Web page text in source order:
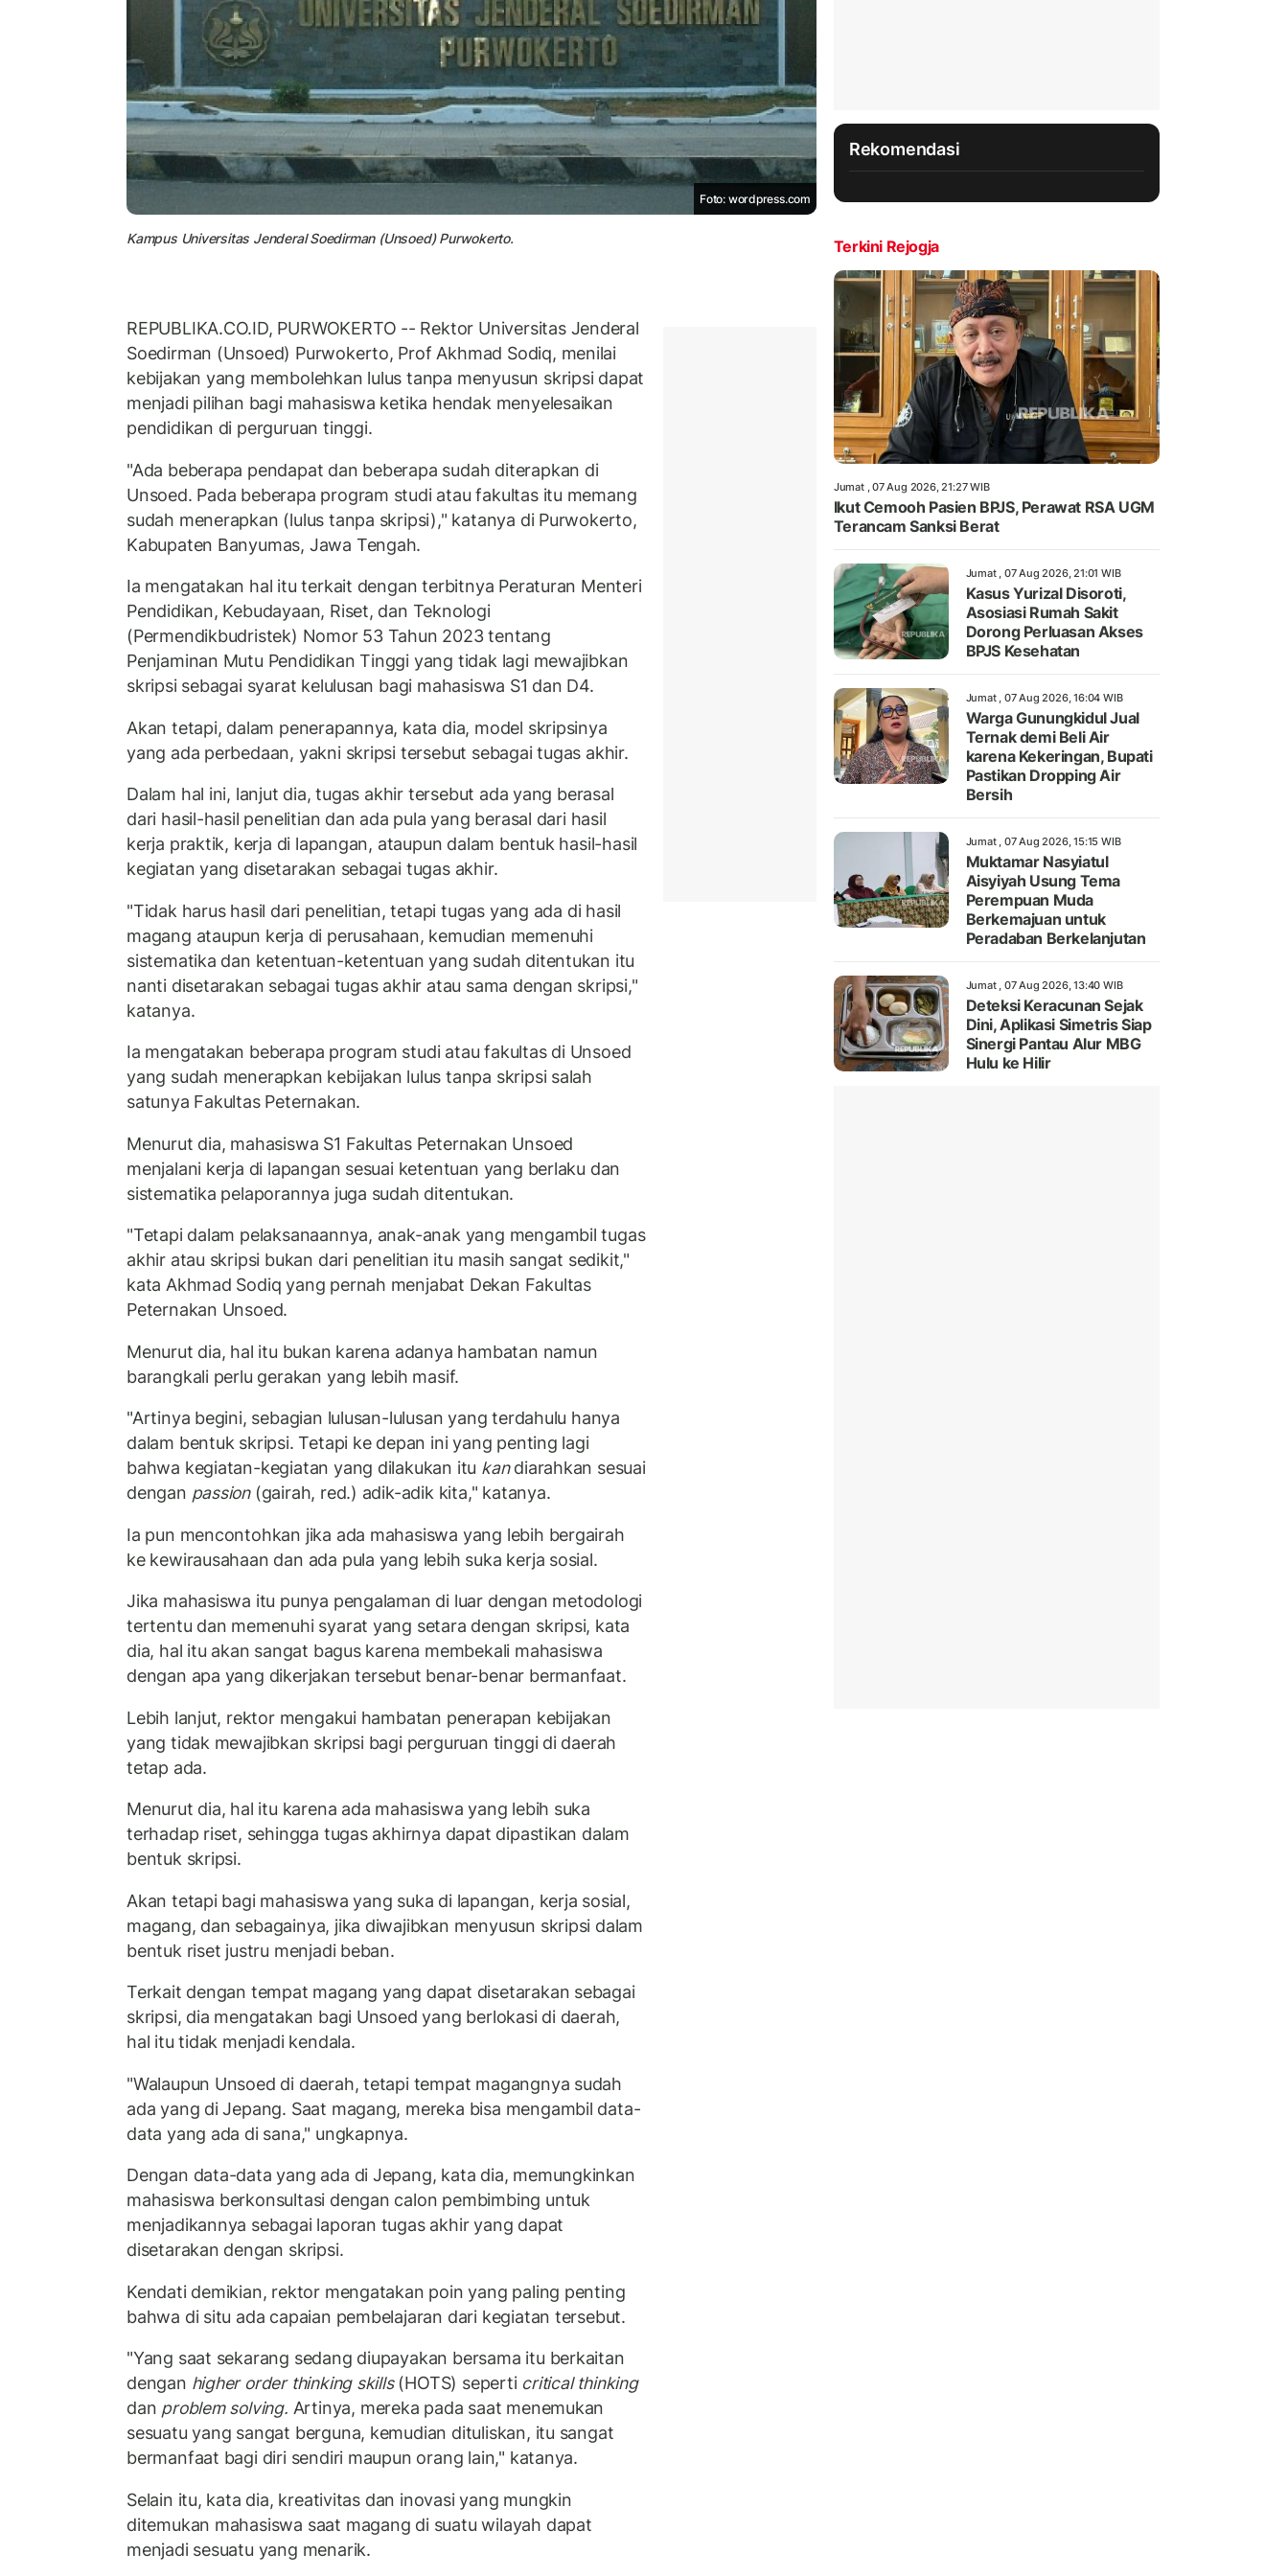
Foto: wordpress.com
Kampus Universitas Jenderal Soedirman (Unsoed) Purwokerto.
REPUBLIKA.CO.ID, PURWOKERTO -- Rektor Universitas Jenderal
Soedirman (Unsoed) Purwokerto, Prof Akhmad Sodiq, menilai
kebijakan yang membolehkan lulus tanpa menyusun skripsi dapat
menjadi pilihan bagi mahasiswa ketika hendak menyelesaikan
pendidikan di perguruan tinggi.
"Ada beberapa pendapat dan beberapa sudah diterapkan di
Unsoed. Pada beberapa program studi atau fakultas itu memang
sudah menerapkan (lulus tanpa skripsi)," katanya di Purwokerto,
Kabupaten Banyumas, Jawa Tengah.
Ia mengatakan hal itu terkait dengan terbitnya Peraturan Menteri
Pendidikan, Kebudayaan, Riset, dan Teknologi
(Permendikbudristek) Nomor 53 Tahun 2023 tentang
Penjaminan Mutu Pendidikan Tinggi yang tidak lagi mewajibkan
skripsi sebagai syarat kelulusan bagi mahasiswa S1 dan D4.
Akan tetapi, dalam penerapannya, kata dia, model skripsinya
yang ada perbedaan, yakni skripsi tersebut sebagai tugas akhir.
Dalam hal ini, lanjut dia, tugas akhir tersebut ada yang berasal
dari hasil-hasil penelitian dan ada pula yang berasal dari hasil
kerja praktik, kerja di lapangan, ataupun dalam bentuk hasil-hasil
kegiatan yang disetarakan sebagai tugas akhir.
"Tidak harus hasil dari penelitian, tetapi tugas yang ada di hasil
magang ataupun kerja di perusahaan, kemudian memenuhi
sistematika dan ketentuan-ketentuan yang sudah ditentukan itu
nanti disetarakan sebagai tugas akhir atau sama dengan skripsi,"
katanya.
Ia mengatakan beberapa program studi atau fakultas di Unsoed
yang sudah menerapkan kebijakan lulus tanpa skripsi salah
satunya Fakultas Peternakan.
Menurut dia, mahasiswa S1 Fakultas Peternakan Unsoed
menjalani kerja di lapangan sesuai ketentuan yang berlaku dan
sistematika pelaporannya juga sudah ditentukan.
"Tetapi dalam pelaksanaannya, anak-anak yang mengambil tugas
akhir atau skripsi bukan dari penelitian itu masih sangat sedikit,"
kata Akhmad Sodiq yang pernah menjabat Dekan Fakultas
Peternakan Unsoed.
Menurut dia, hal itu bukan karena adanya hambatan namun
barangkali perlu gerakan yang lebih masif.
"Artinya begini, sebagian lulusan-lulusan yang terdahulu hanya
dalam bentuk skripsi. Tetapi ke depan ini yang penting lagi
bahwa kegiatan-kegiatan yang dilakukan itu kandiarahkan sesuai
dengan passion(gairah, red.) adik-adik kita," katanya.
Ia pun mencontohkan jika ada mahasiswa yang lebih bergairah
ke kewirausahaan dan ada pula yang lebih suka kerja sosial.
Jika mahasiswa itu punya pengalaman di luar dengan metodologi
tertentu dan memenuhi syarat yang setara dengan skripsi, kata
dia, hal itu akan sangat bagus karena membekali mahasiswa
dengan apa yang dikerjakan tersebut benar-benar bermanfaat.
Lebih lanjut, rektor mengakui hambatan penerapan kebijakan
yang tidak mewajibkan skripsi bagi perguruan tinggi di daerah
tetap ada.
Menurut dia, hal itu karena ada mahasiswa yang lebih suka
terhadap riset, sehingga tugas akhirnya dapat dipastikan dalam
bentuk skripsi.
Akan tetapi bagi mahasiswa yang suka di lapangan, kerja sosial,
magang, dan sebagainya, jika diwajibkan menyusun skripsi dalam
bentuk riset justru menjadi beban.
Terkait dengan tempat magang yang dapat disetarakan sebagai
skripsi, dia mengatakan bagi Unsoed yang berlokasi di daerah,
hal itu tidak menjadi kendala.
"Walaupun Unsoed di daerah, tetapi tempat magangnya sudah
ada yang di Jepang. Saat magang, mereka bisa mengambil data-
data yang ada di sana," ungkapnya.
Dengan data-data yang ada di Jepang, kata dia, memungkinkan
mahasiswa berkonsultasi dengan calon pembimbing untuk
menjadikannya sebagai laporan tugas akhir yang dapat
disetarakan dengan skripsi.
Kendati demikian, rektor mengatakan poin yang paling penting
bahwa di situ ada capaian pembelajaran dari kegiatan tersebut.
"Yang saat sekarang sedang diupayakan bersama itu berkaitan
dengan higher order thinking skills(HOTS) seperti critical thinking
dan problem solving. Artinya, mereka pada saat menemukan
sesuatu yang sangat berguna, kemudian dituliskan, itu sangat
bermanfaat bagi diri sendiri maupun orang lain," katanya.
Selain itu, kata dia, kreativitas dan inovasi yang mungkin
ditemukan mahasiswa saat magang di suatu wilayah dapat
menjadi sesuatu yang menarik.
Rekomendasi
Terkini Rejogja
Jumat , 07 Aug 2026, 21:27 WIB
Ikut Cemooh Pasien BPJS, Perawat RSA UGM
Terancam Sanksi Berat
Jumat , 07 Aug 2026, 21:01 WIB
Kasus Yurizal Disoroti,
Asosiasi Rumah Sakit
Dorong Perluasan Akses
BPJS Kesehatan
Jumat , 07 Aug 2026, 16:04 WIB
Warga Gunungkidul Jual
Ternak demi Beli Air
karena Kekeringan, Bupati
Pastikan Dropping Air
Bersih
Jumat , 07 Aug 2026, 15:15 WIB
Muktamar Nasyiatul
Aisyiyah Usung Tema
Perempuan Muda
Berkemajuan untuk
Peradaban Berkelanjutan
Jumat , 07 Aug 2026, 13:40 WIB
Deteksi Keracunan Sejak
Dini, Aplikasi Simetris Siap
Sinergi Pantau Alur MBG
Hulu ke Hilir